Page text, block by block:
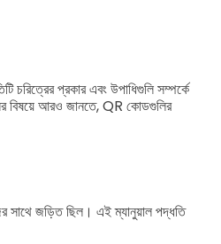
চরিত্রের প্রকার এবং উপাধিগুলি সম্পর্কে
বিষয়ে আরও জানতে, QR কোডগুলির
সাথে জড়িত ছিল। এই ম্যানুয়াল পদ্ধতি